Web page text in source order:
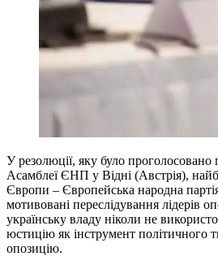
У резолюції, яку було проголосовано
Асамблеї ЄНП у Відні (Австрія),
Європи – Європейська народна
мотивовані переслідування лідерів
українську владу ніколи не
юстицію як інструмент політичного
опозицію.